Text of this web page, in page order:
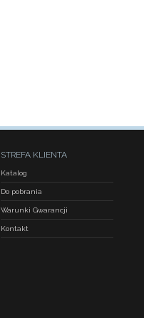
STREFA KLIENTA
Katalog
Do pobrania
Warunki Gwarancji
Kontakt